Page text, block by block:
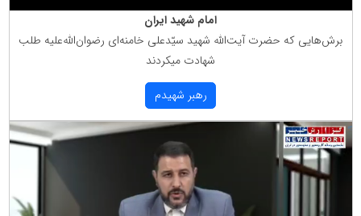
امام شهید ایران
برش‌هایی كه حضرت آیت‌الله شهید سیّدعلی خامنه‌ای رضوان‌الله‌علیه طلب
شهادت میكردند
رهبر شهیدم